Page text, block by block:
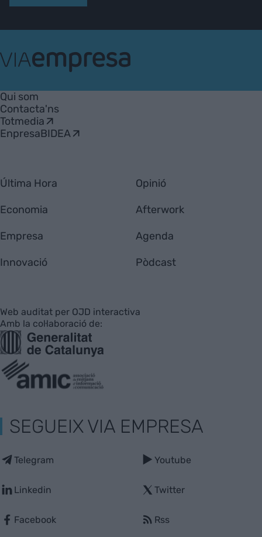
Empresa
Qui som
Contacta'ns
Totmedia
EnpresaBIDEA
Última Hora
Economia
Empresa
Innovació
Opinió
Afterwork
Agenda
Pòdcast
Web auditat per OJD interactiva
Amb la col·laboració de:
SEGUEIX VIA EMPRESA
Telegram
Linkedin
Facebook
Youtube
Twitter
Rss